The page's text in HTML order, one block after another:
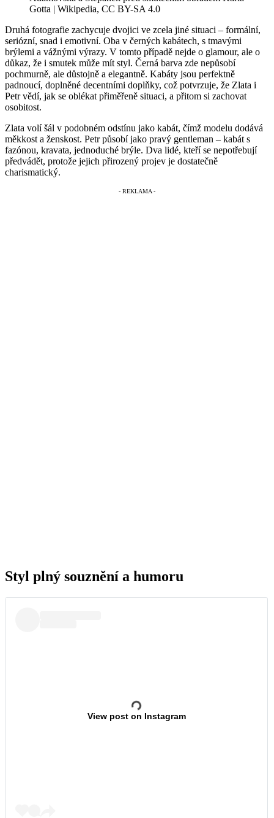
Gotta | Wikipedia, CC BY-SA 4.0
Druhá fotografie zachycuje dvojici ve zcela jiné situaci – formální,
seriózní, snad i emotivní. Oba v černých kabátech, s tmavými
brýlemi a vážnými výrazy. V tomto případě nejde o glamour, ale o
důkaz, že i smutek může mít styl. Černá barva zde nepůsobí
pochmurně, ale důstojně a elegantně. Kabáty jsou perfektně
padnoucí, doplněné decentními doplňky, což potvrzuje, že Zlata i
Petr vědí, jak se oblékat přiměřeně situaci, a přitom si zachovat
osobitost.
Zlata volí šál v podobném odstínu jako kabát, čímž modelu dodává
měkkost a ženskost. Petr působí jako pravý gentleman – kabát s
fazónou, kravata, jednoduché brýle. Dva lidé, kteří se nepotřebují
předvádět, protože jejich přirozený projev je dostatečně
charismatický.
Styl plný souznění a humoru
View post on Instagram